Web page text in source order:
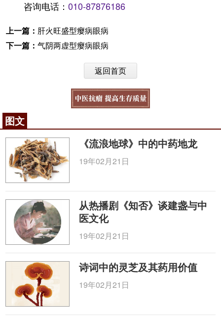
咨询电话： 010-87876186
上一篇： 肝火旺盛型瘿病眼病
下一篇： 气阴两虚型瘿病眼病
返回首页
图文
《流浪地球》中的中药地龙
19年02月21日
从热播剧《知否》谈建盏与中
医文化
19年02月21日
诗词中的灵芝及其药用价值
19年02月21日